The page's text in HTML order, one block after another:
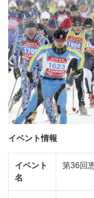
イベント情報
イベント
名
第36回